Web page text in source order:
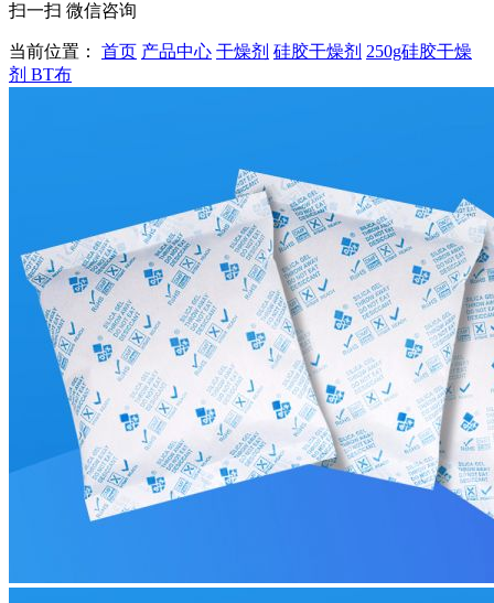
扫一扫 微信咨询
当前位置： 首页 产品中心 干燥剂 硅胶干燥剂 250g硅胶干燥
剂 BT布